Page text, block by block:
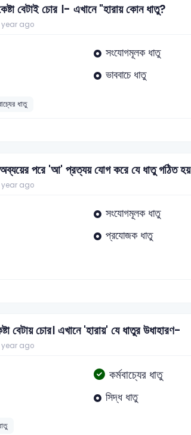
বেটাই চোর ।- এখানে "হারায় কোন ধাতু?
year ago
সংযোগমূলক ধাতু
ভাববাচে ধাতু
ধাতু
পরে 'আ' প্রত্যয় যোগ করে যে ধাতু গঠিত হয়
year ago
সংযোগমূলক ধাতু
প্রযোজক ধাতু
বেটায় চোর। এখানে 'হারায়' যে ধাতুর উধাহারণ-
year ago
কর্মবাচ্যের ধাতু
সিদ্ধ ধাতু